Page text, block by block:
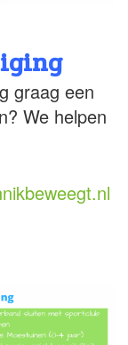
graag een
We helpen